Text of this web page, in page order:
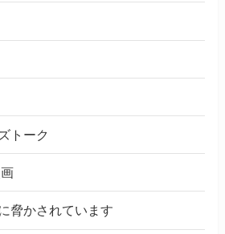
トーク
脅かされています